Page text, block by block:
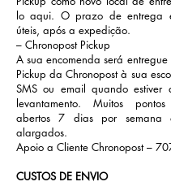
loaqui. O prazo de entrega
úteis, após a expedição.
– Chronopost Pickup
A sua encomenda será entregue
Pickup da Chronopost à sua
SMS ou email quando estiver
levantamento. Muitos
abertos 7 dias por semana
alargados.
Apoio a Cliente Chronopost –
CUSTOS DE ENVIO